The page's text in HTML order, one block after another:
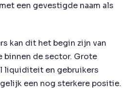
een gevestigde naam als
kan dit het begin zijn van
de sector. Grote
liquiditeit en gebruikers
een nog sterkere positie.